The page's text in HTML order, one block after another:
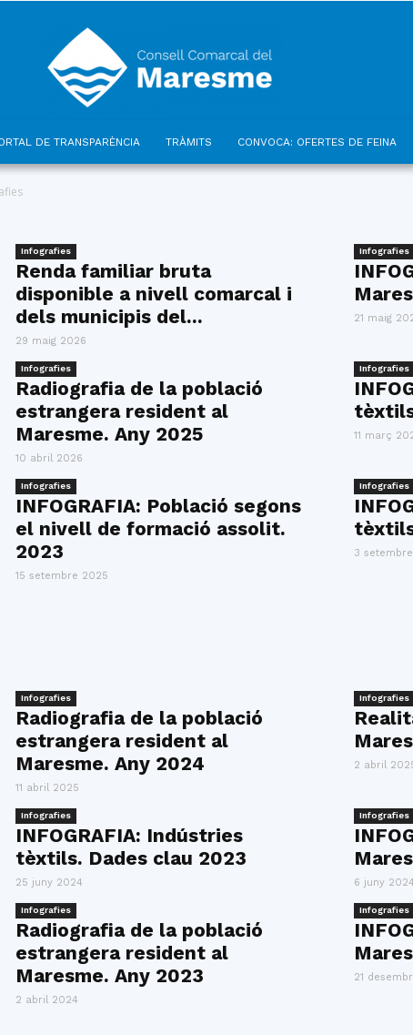
Comarcal
del
Maresme
DE TRANSPARÈNCIA TRÀMITS CONVOCA: OFERTES DE FEINA
Infografies
Renda familiar bruta
disponible a nivell comarcal i
dels municipis del...
29 maig 2026
Infografies
21 maig
Infografies
Radiografia de la població
estrangera resident al
Maresme. Any 2025
10 abril 2026
Infografies
11 març
Infografies
INFOGRAFIA: Població segons
el nivell de formació assolit.
2023
15 setembre 2025
Infografies
3
Infografies
Radiografia de la població
estrangera resident al
Maresme. Any 2024
11 abril 2025
Infografies
2 abril
Infografies
INFOGRAFIA: Indústries
tèxtils. Dades clau 2023
25 juny 2024
Infografies
6 juny 2024
Infografies
Radiografia de la població
estrangera resident al
Maresme. Any 2023
2 abril 2024
Infografies
21